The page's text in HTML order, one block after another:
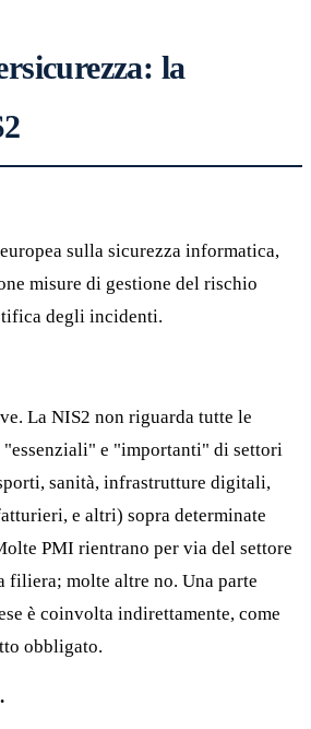
la
sulla sicurezza informatica,
misure di gestione del rischio
degli incidenti.
La NIS2 non riguarda tutte le
"essenziali" e "importanti" di settori
sanità, infrastrutture digitali,
e altri) sopra determinate
PMI rientrano per via del settore
filiera; molte altre no. Una parte
è coinvolta indirettamente, come
obbligato.